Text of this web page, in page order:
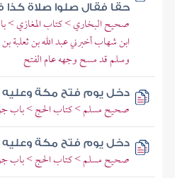
حقا فقال صلوا صلاة
صحيح البخاري > كتاب المغازي >
ابن شهاب أخبرني عبد الله بن ثعلبة
وسلم قد مسح وجهه عام الفتح
دخل يوم فتح مكة وعليه
صحيح مسلم > كتاب الحج > باب
دخل يوم فتح مكة وعليه
صحيح مسلم > كتاب الحج > باب